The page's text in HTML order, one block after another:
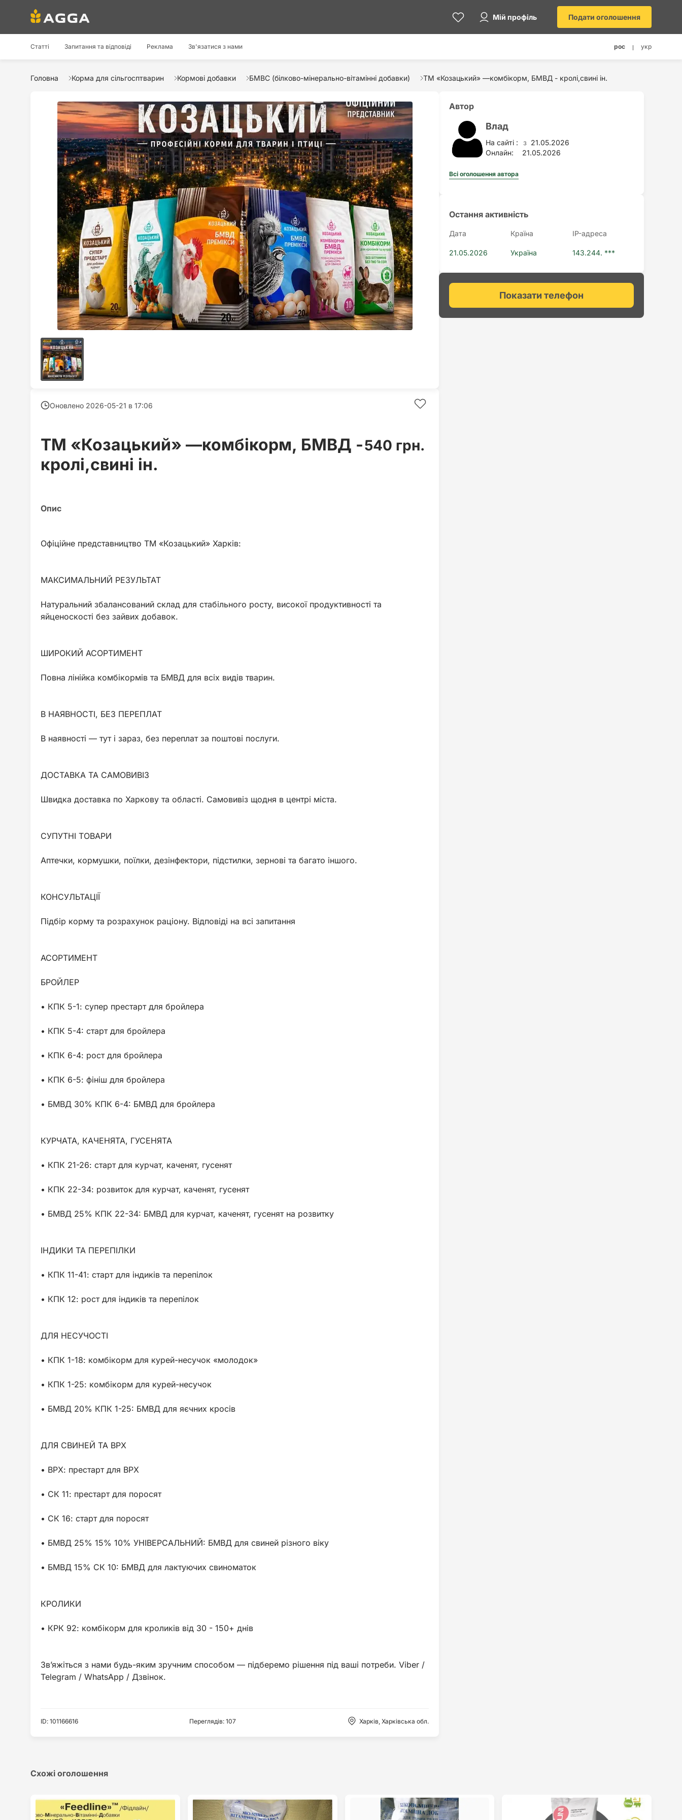
Мій профіль Подати оголошення
Статті Запитання та відповіді Реклама Зв'язатися з нами рос укр
Головна Корма для сільгосптварин Кормові добавки БМВС (білково-мінерально-вітамінні добавки) ТМ «Козацький» —комбікорм, БМВД - кролі,свині ін.
Оновлено 2026-05-21 в 17:06
ТМ «Козацький» —комбікорм, БМВД -
кролі,свині ін.
540 грн.
Офіційне представництво ТМ «Козацький» Харків:
МАКСИМАЛЬНИЙ РЕЗУЛЬТАТ
Натуральний збалансований склад для стабільного росту, високої продуктивності та
яйценоскості без зайвих добавок.
ШИРОКИЙ АСОРТИМЕНТ
Повна лінійка комбікормів та БМВД для всіх видів тварин.
В НАЯВНОСТІ, БЕЗ ПЕРЕПЛАТ
В наявності — тут і зараз, без переплат за поштові послуги.
ДОСТАВКА ТА САМОВИВІЗ
Швидка доставка по Харкову та області. Самовивіз щодня в центрі міста.
СУПУТНІ ТОВАРИ
Аптечки, кормушки, поїлки, дезінфектори, підстилки, зернові та багато іншого.
КОНСУЛЬТАЦІЇ
Підбір корму та розрахунок раціону. Відповіді на всі запитання
АСОРТИМЕНТ
БРОЙЛЕР
• КПК 5-1: супер престарт для бройлера
• КПК 5-4: cтарт для бройлера
• КПК 6-4: рост для бройлера
• КПК 6-5: фініш для бройлера
• БМВД 30% КПК 6-4: БМВД для бройлера
КУРЧАТА, КАЧЕНЯТА, ГУСЕНЯТА
• КПК 21-26: старт для курчат, каченят, гусенят
• КПК 22-34: розвиток для курчат, каченят, гусенят
• БМВД 25% КПК 22-34: БМВД для курчат, каченят, гусенят на розвитку
ІНДИКИ ТА ПЕРЕПІЛКИ
• КПК 11-41: старт для індиків та перепілок
• КПК 12: рост для індиків та перепілок
ДЛЯ НЕСУЧОСТІ
• КПК 1-18: комбікорм для курей-несучок «молодок»
• КПК 1-25: комбікорм для курей-несучок
• БМВД 20% КПК 1-25: БМВД для яєчних кросів
ДЛЯ СВИНЕЙ ТА ВРХ
• ВРХ: престарт для ВРХ
• СК 11: престарт для поросят
• СК 16: старт для поросят
• БМВД 25% 15% 10% УНІВЕРСАЛЬНИЙ: БМВД для свиней різного віку
• БМВД 15% СК 10: БМВД для лактуючих свиноматок
КРОЛИКИ
• КРК 92: комбікорм для кроликів від 30 - 150+ днів
Зв’яжіться з нами будь-яким зручним способом — підберемо рішення під ваші потреби. Viber /
ID: 101166616 Переглядів: 107 Харків, Харківська обл.
Автор
Влад
На сайті : з 21.05.2026
Онлайн:
21.05.2026
Всі оголошення автора
Остання активність
Дата Країна IP-адреса
21.05.2026 Україна 143.244. ***
Показати телефон
Схожі оголошення